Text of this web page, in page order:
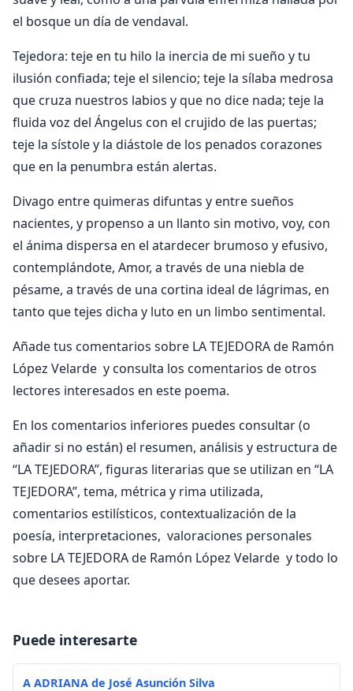
el bosque un día de vendaval.
Tejedora: teje en tu hilo la inercia de mi sueño y tu
ilusión confiada; teje el silencio; teje la sílaba medrosa
que cruza nuestros labios y que no dice nada; teje la
fluida voz del Ángelus con el crujido de las puertas;
teje la sístole y la diástole de los penados corazones
que en la penumbra están alertas.
Divago entre quimeras difuntas y entre sueños
nacientes, y propenso a un llanto sin motivo, voy, con
el ánima dispersa en el atardecer brumoso y efusivo,
contemplándote, Amor, a través de una niebla de
pésame, a través de una cortina ideal de lágrimas, en
tanto que tejes dicha y luto en un limbo sentimental.
Añade tus comentarios sobre LA TEJEDORA de Ramón
López Velarde y consulta los comentarios de otros
lectores interesados en este poema.
En los comentarios inferiores puedes consultar (o
añadir si no están) el resumen, análisis y estructura de
“LA TEJEDORA”, figuras literarias que se utilizan en “LA
TEJEDORA”, tema, métrica y rima utilizada,
comentarios estilísticos, contextualización de la
poesía, interpretaciones, valoraciones personales
sobre LA TEJEDORA de Ramón López Velarde y todo lo
que desees aportar.
Puede interesarte
A ADRIANA de José Asunción Silva